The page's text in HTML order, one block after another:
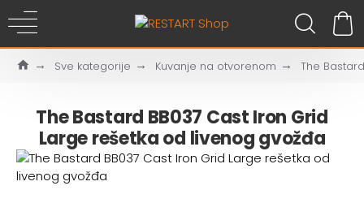
Sve kategorije Kuvanje na otvorenom The
The Bastard BB037 Cast Iron Grid
Large rešetka od livenog gvožđa